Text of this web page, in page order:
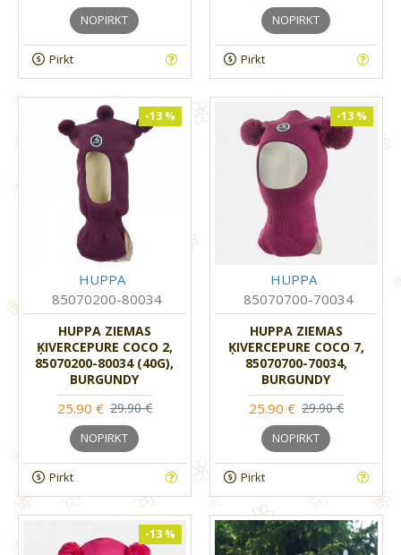
NOPIRKT
Pirkt
NOPIRKT
Pirkt
-13 %
HUPPA
85070200-80034
HUPPA ZIEMAS
ĶIVERCEPURE COCO 2,
85070200-80034 (40G),
BURGUNDY
25.90 € 29.90 €
NOPIRKT
Pirkt
-13 %
HUPPA
85070700-70034
HUPPA ZIEMAS
ĶIVERCEPURE COCO 7,
85070700-70034,
BURGUNDY
25.90 € 29.90 €
NOPIRKT
Pirkt
-13 %